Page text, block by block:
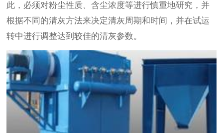
此，必须对粉尘性质、含尘浓度等进行慎重地研究，并
根据不同的清灰方法来决定清灰周期和时间，并在试运
转中进行调整达到较佳的清灰参数。